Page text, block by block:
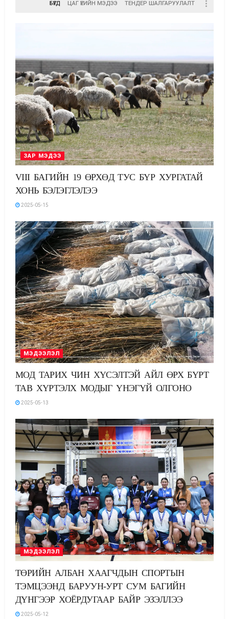
БҮГД ЦАГ ҮЕИЙН МЭДЭЭ ТЕНДЕР ШАЛГАРУУЛАЛТ
ЗАР МЭДЭЭ
VIII БАГИЙН 19 ӨРХӨД ТУС БҮР ХУРГАТАЙ
ХОНЬ БЭЛЭГЛЭЛЭЭ
2025-05-15
МЭДЭЭЛЭЛ
МОД ТАРИХ ЧИН ХҮСЭЛТЭЙ АЙЛ ӨРХ БҮРТ
ТАВ ХҮРТЭЛХ МОДЫГ ҮНЭГҮЙ ОЛГОНО
2025-05-13
МЭДЭЭЛЭЛ
ТӨРИЙН АЛБАН ХААГЧДЫН СПОРТЫН
ТЭМЦЭЭНД БАРУУН-УРТ СУМ БАГИЙН
ДҮНГЭЭР ХОЁРДУГААР БАЙР ЭЗЭЛЛЭЭ
2025-05-12